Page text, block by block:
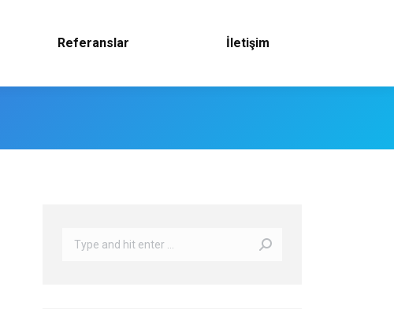
Referanslar İletişim